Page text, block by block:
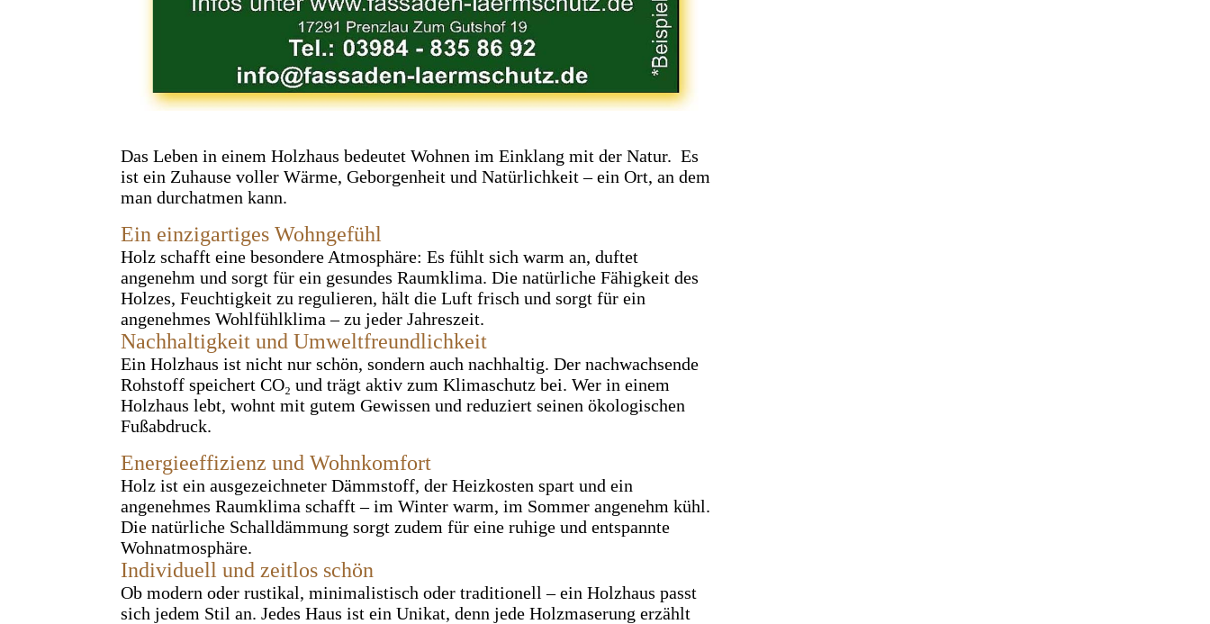
Das Leben in einem Holzhaus bedeutet Wohnen im Einklang mit der Natur. Es
ist ein Zuhause voller Wärme, Geborgenheit und Natürlichkeit – ein Ort, an dem
man durchatmen kann.
Ein einzigartiges Wohngefühl
Holz schafft eine besondere Atmosphäre: Es fühlt sich warm an, duftet
angenehm und sorgt für ein gesundes Raumklima. Die natürliche Fähigkeit des
Holzes, Feuchtigkeit zu regulieren, hält die Luft frisch und sorgt für ein
angenehmes Wohlfühlklima – zu jeder Jahreszeit.
Nachhaltigkeit und Umweltfreundlichkeit
Ein Holzhaus ist nicht nur schön, sondern auch nachhaltig. Der nachwachsende
Rohstoff speichert CO₂ und trägt aktiv zum Klimaschutz bei. Wer in einem
Holzhaus lebt, wohnt mit gutem Gewissen und reduziert seinen ökologischen
Fußabdruck.
Energieeffizienz und Wohnkomfort
Holz ist ein ausgezeichneter Dämmstoff, der Heizkosten spart und ein
angenehmes Raumklima schafft – im Winter warm, im Sommer angenehm kühl.
Die natürliche Schalldämmung sorgt zudem für eine ruhige und entspannte
Wohnatmosphäre.
Individuell und zeitlos schön
Ob modern oder rustikal, minimalistisch oder traditionell – ein Holzhaus passt
sich jedem Stil an. Jedes Haus ist ein Unikat, denn jede Holzmaserung erzählt